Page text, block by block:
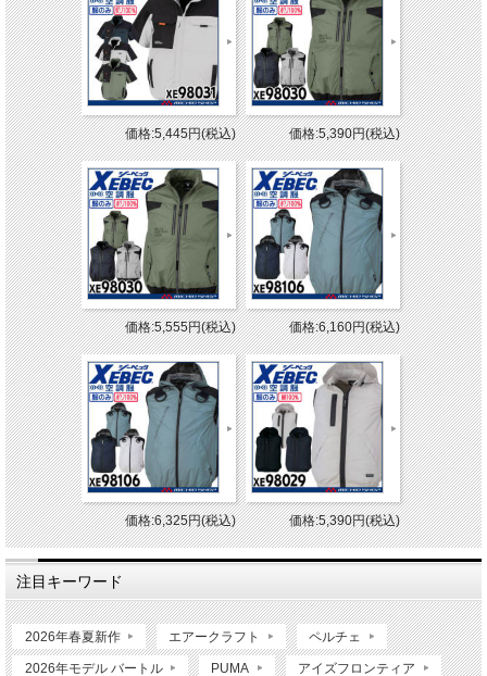
価格:5,445円(税込) 価格:5,390円(税込)
価格:5,555円(税込) 価格:6,160円(税込)
価格:6,325円(税込) 価格:5,390円(税込)
注目キーワード
2026年春夏新作 エアークラフト ペルチェ
2026年モデル バートル PUMA アイズフロンティア